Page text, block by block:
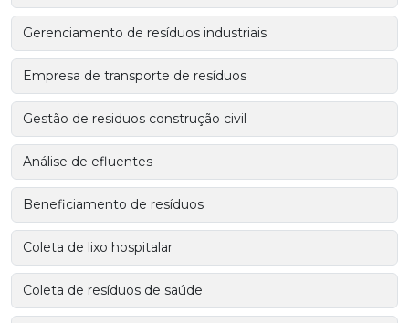
Gerenciamento de resíduos industriais
Empresa de transporte de resíduos
Gestão de residuos construção civil
Análise de efluentes
Beneficiamento de resíduos
Coleta de lixo hospitalar
Coleta de resíduos de saúde